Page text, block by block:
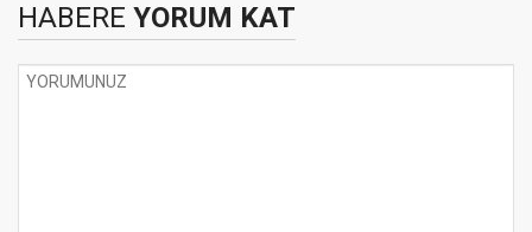
HABERE YORUM KAT